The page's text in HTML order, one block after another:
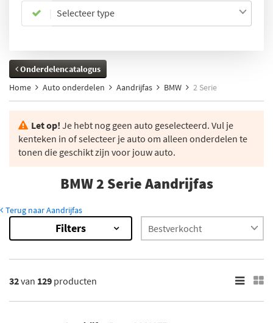
Selecteer type
Onderdelencatalogus
Home
Auto onderdelen Aandrijfas BMW 2 Serie
Let op! Je hebt nog geen auto geselecteerd. Vul je
kenteken in of selecteer je auto om alleen onderdelen te
tonen die geschikt zijn voor jouw auto.
BMW 2 Serie Aandrijfas
Terug naar Aandrijfas
Resultaten
×
Maxgear (5)
Filters
32van 129 producten